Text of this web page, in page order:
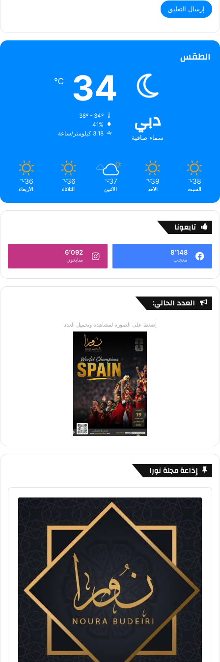
الطقس
دبي
سماء صافية
34
℃
41%
3.18 كيلومتر/ساعة
38
℃
السبت
39
℃
الأحد
37
℃
الأثنين
36
℃
الثلاثاء
36
℃
الأربعاء
تابعونا
8٬148
معجب
6٬092
متابعون
العدد الحالي:
إضغط على الصورة لمشاهدة وتحميل العدد
إذاعة مجلة نورا
Audio
Player